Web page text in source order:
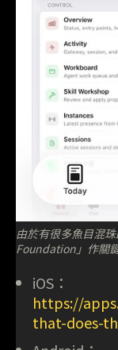
由於有很多魚目混
Foundation」作關
iOS：
https://
that-does-